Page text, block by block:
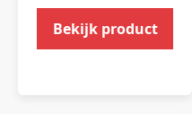
Bekijk product